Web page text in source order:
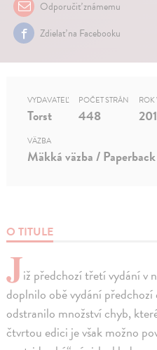
Odporučiť známemu
Zdielať na Facebooku
O TITULE
Již předchozí třetí vydání v
doplnilo obě vydání předchozí
odstranilo množství chyb,
čtvrtou edici je však možno
VYDAVATEĽ
Torst
POČET STRÁN
448
VÄZBA
Mäkká väzba / Paperback